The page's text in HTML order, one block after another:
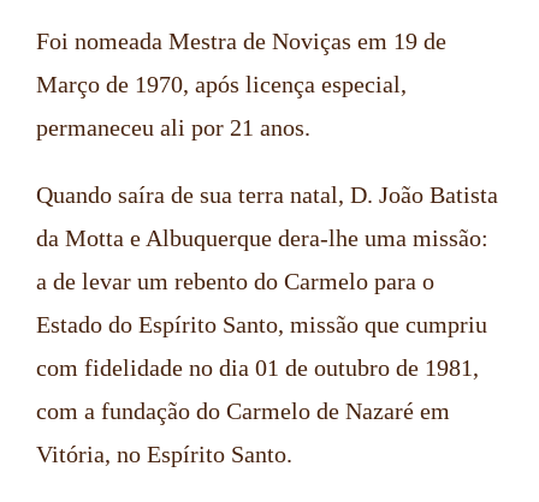
Foi nomeada Mestra de Noviças em 19 de
Março de 1970, após licença especial,
permaneceu ali por 21 anos.
Quando saíra de sua terra natal, D. João Batista
da Motta e Albuquerque dera-lhe uma missão:
a de levar um rebento do Carmelo para o
Estado do Espírito Santo, missão que cumpriu
com fidelidade no dia 01 de outubro de 1981,
com a fundação do Carmelo de Nazaré em
Vitória, no Espírito Santo.